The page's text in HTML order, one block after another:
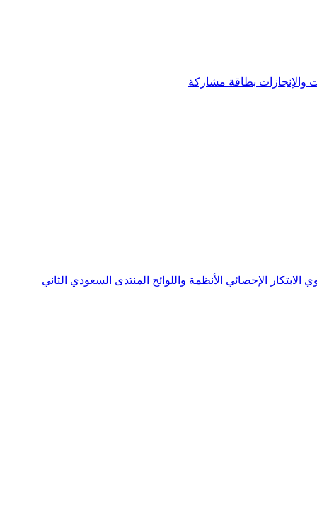
والإنجازات بطاقة مشاركة
الابتكار الإحصائي الأنظمة واللوائح المنتدى السعودي الثاني